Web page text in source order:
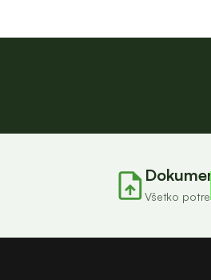
Všetko